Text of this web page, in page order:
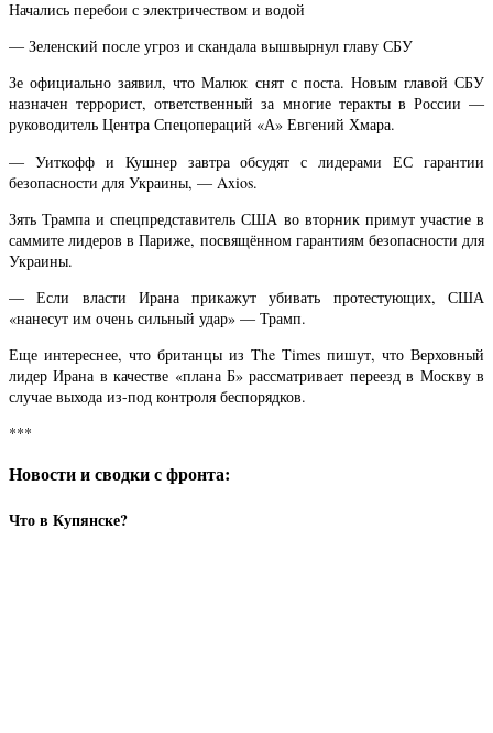
Начались перебои с электричеством и водой
— Зеленский после угроз и скандала вышвырнул главу СБУ
Зе официально заявил, что Малюк снят с поста. Новым главой СБУ
назначен террорист, ответственный за многие теракты в России —
руководитель Центра Спецопераций «А» Евгений Хмара.
— Уиткофф и Кушнер завтра обсудят с лидерами ЕС гарантии
безопасности для Украины, — Axios.
Зять Трампа и спецпредставитель США во вторник примут участие в
саммите лидеров в Париже, посвящённом гарантиям безопасности для
Украины.
— Если власти Ирана прикажут убивать протестующих, США
«нанесут им очень сильный удар» — Трамп.
Еще интереснее, что британцы из The Times пишут, что Верховный
лидер Ирана в качестве «плана Б» рассматривает переезд в Москву в
случае выхода из-под контроля беспорядков.
***
Новости и сводки с фронта:
Что в Купянске?